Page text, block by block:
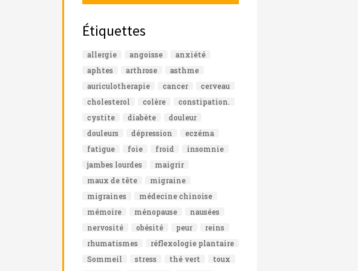
Étiquettes
allergie angoisse
anxiété
aphtes
arthrose
asthme
auriculotherapie
cancer
cerveau
cholesterol
colère
constipation.
cystite
diabète
douleur
douleurs
dépression
eczéma
fatigue
foie froid
insomnie
jambes lourdes
maigrir
maux de tête
migraine
migraines
médecine chinoise
mémoire
ménopause
nausées
nervosité
obésité peur
reins
rhumatismes
réflexologie plantaire
Sommeil
stress thé vert
toux